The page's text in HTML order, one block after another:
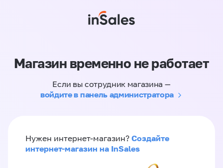
Магазин временно не работает
Если вы сотрудник магазина —
войдите в панель администратора
Нужен интернет-магазин? Создайте
интернет-магазин на InSales